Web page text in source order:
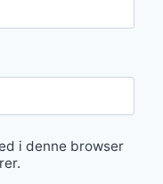
i denne browser